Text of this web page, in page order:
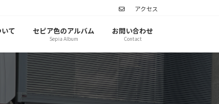
アクセス
て セピア色のアルバム
Sepia Album
お問い合わせ
Contact